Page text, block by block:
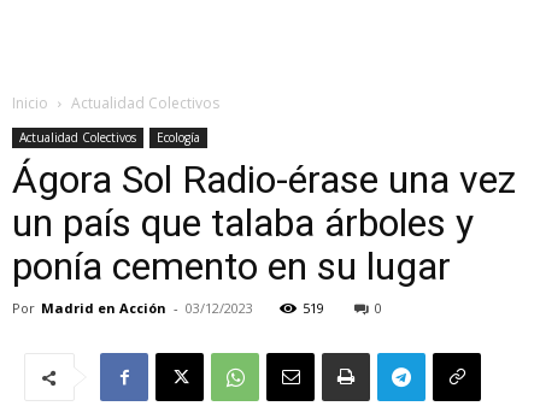
Inicio Actualidad Colectivos
Actualidad Colectivos Ecología
Ágora Sol Radio-érase una vez
un país que talaba árboles y
ponía cemento en su lugar
Por Madrid en Acción - 03/12/2023 519 0